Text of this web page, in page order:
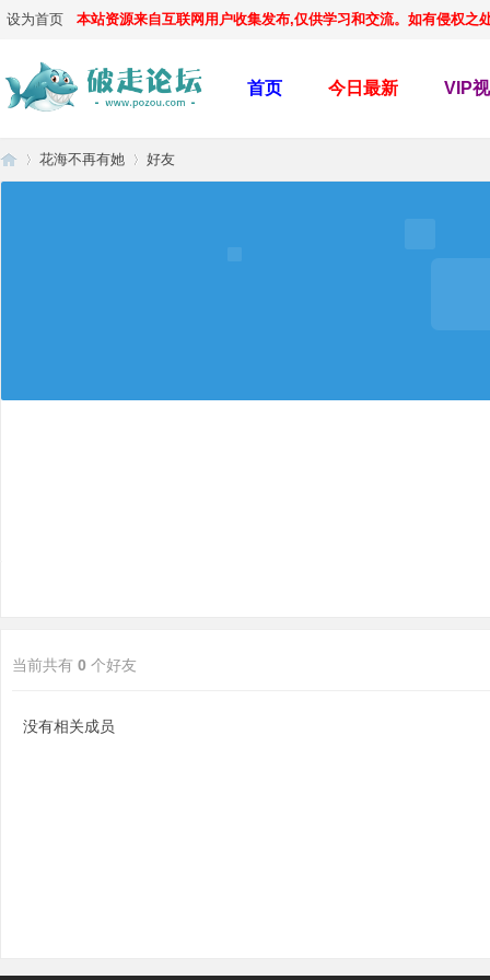
设为首页 本站资源来自互联网用户收集发布,仅供学习和交流。如有侵权
首页 今日最新 VIP
花海不再有她 好友
当前共有 0 个好友
没有相关成员